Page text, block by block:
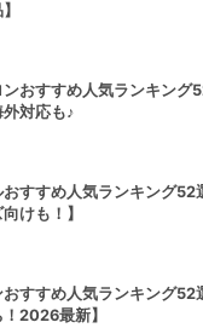
おすすめ人気ランキング
対応も♪
すすめ人気ランキング52
けも！】
おすすめ人気ランキング52
2026最新】